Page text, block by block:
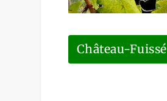
Château-Fuissé